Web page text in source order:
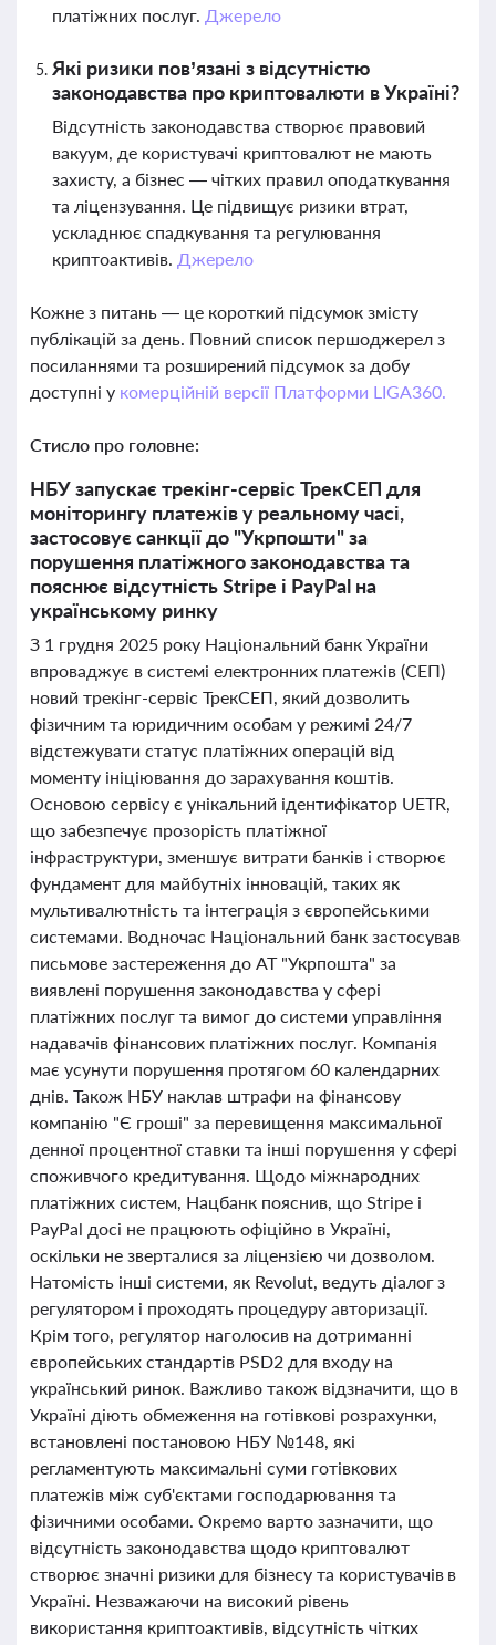
платіжних послуг. Джерело
Які ризики пов’язані з відсутністю
законодавства про криптовалюти в Україні?
Відсутність законодавства створює правовий
вакуум, де користувачі криптовалют не мають
захисту, а бізнес — чітких правил оподаткування
та ліцензування. Це підвищує ризики втрат,
ускладнює спадкування та регулювання
криптоактивів. Джерело
Кожне з питань — це короткий підсумок змісту
публікацій за день. Повний список першоджерел з
посиланнями та розширений підсумок за добу
доступні у комерційній версії Платформи LIGA360.
Стисло про головне:
НБУ запускає трекінг-сервіс ТрекСЕП для
моніторингу платежів у реальному часі,
застосовує санкції до "Укрпошти" за
порушення платіжного законодавства та
пояснює відсутність Stripe і PayPal на
українському ринку
З 1 грудня 2025 року Національний банк України
впроваджує в системі електронних платежів (СЕП)
новий трекінг-сервіс ТрекСЕП, який дозволить
фізичним та юридичним особам у режимі 24/7
відстежувати статус платіжних операцій від
моменту ініціювання до зарахування коштів.
Основою сервісу є унікальний ідентифікатор UETR,
що забезпечує прозорість платіжної
інфраструктури, зменшує витрати банків і створює
фундамент для майбутніх інновацій, таких як
мультивалютність та інтеграція з європейськими
системами. Водночас Національний банк застосував
письмове застереження до АТ "Укрпошта" за
виявлені порушення законодавства у сфері
платіжних послуг та вимог до системи управління
надавачів фінансових платіжних послуг. Компанія
має усунути порушення протягом 60 календарних
днів. Також НБУ наклав штрафи на фінансову
компанію "Є гроші" за перевищення максимальної
денної процентної ставки та інші порушення у сфері
споживчого кредитування. Щодо міжнародних
платіжних систем, Нацбанк пояснив, що Stripe і
PayPal досі не працюють офіційно в Україні,
оскільки не зверталися за ліцензією чи дозволом.
Натомість інші системи, як Revolut, ведуть діалог з
регулятором і проходять процедуру авторизації.
Крім того, регулятор наголосив на дотриманні
європейських стандартів PSD2 для входу на
український ринок. Важливо також відзначити, що в
Україні діють обмеження на готівкові розрахунки,
встановлені постановою НБУ №148, які
регламентують максимальні суми готівкових
платежів між суб'єктами господарювання та
фізичними особами. Окремо варто зазначити, що
відсутність законодавства щодо криптовалют
створює значні ризики для бізнесу та користувачів в
Україні. Незважаючи на високий рівень
використання криптоактивів, відсутність чітких